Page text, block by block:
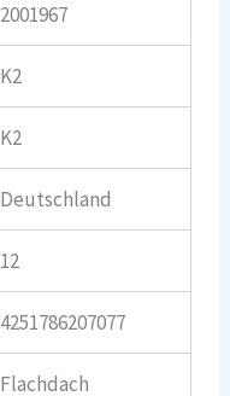
2001967
K2
K2
Deutschland
12
4251786207077
Flachdach